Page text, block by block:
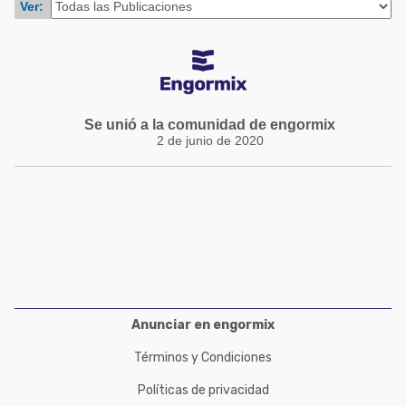
Acuacultura
Balanceados - Piensos
Comunidades en portugués
Ver:
Se unió a la comunidad de engormix
2 de junio de 2020
Anunciar en engormix
Términos y Condiciones
Políticas de privacidad